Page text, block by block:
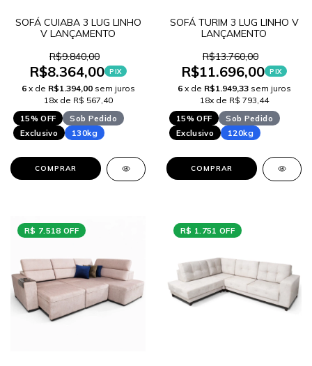
SOFÁ CUIABA 3 LUG LINHO
V LANÇAMENTO
R$9.840,00
R$8.364,00 PIX
6 x de R$1.394,00 sem juros
18x de R$ 567,40
15% OFF
Sob Pedido
Exclusivo
130kg
COMPRAR
SOFÁ TURIM 3 LUG LINHO V
LANÇAMENTO
R$13.760,00
R$11.696,00 PIX
6 x de R$1.949,33 sem juros
18x de R$ 793,44
15% OFF
Sob Pedido
Exclusivo
120kg
COMPRAR
R$ 7.518 OFF R$ 1.751 OFF